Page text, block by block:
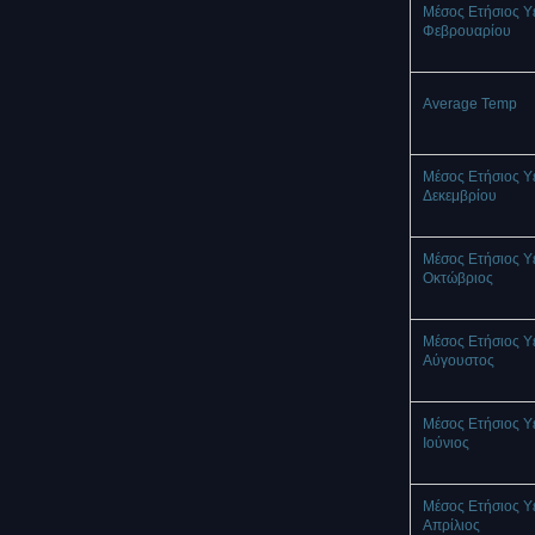
Μέσος Ετήσιος
Φεβρουαρίου
Average Temp
Μέσος Ετήσιος
Δεκεμβρίου
Μέσος Ετήσιος
Οκτώβριος
Μέσος Ετήσιος
Αύγουστος
Μέσος Ετήσιος
Ιούνιος
Μέσος Ετήσιος
Απρίλιος